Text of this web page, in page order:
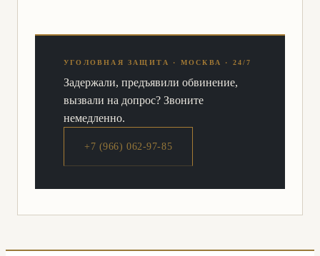
УГОЛОВНАЯ ЗАЩИТА · МОСКВА · 24/7
Задержали, предъявили обвинение,
вызвали на допрос? Звоните
немедленно.
+7 (966) 062-97-85